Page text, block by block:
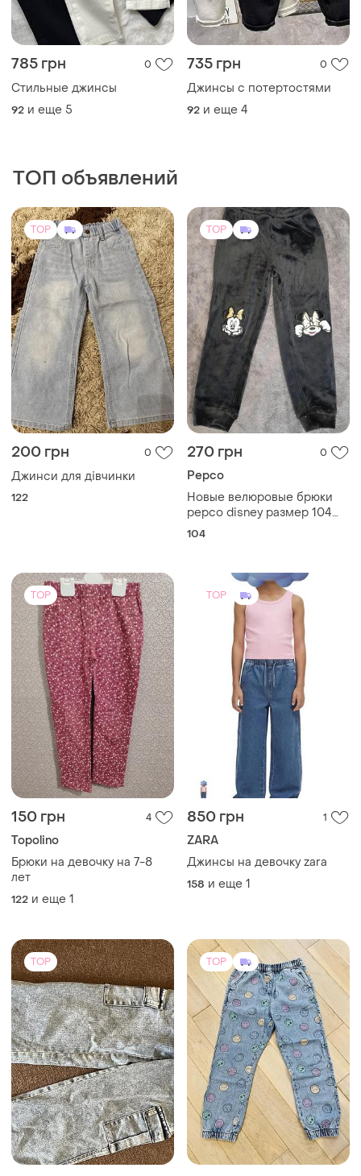
785 грн 0
Стильные джинсы
92 и еще 5
735 грн 0
Джинсы с потертостями
92 и еще 4
ТОП объявлений
TOP
200 грн 0
Джинси для дівчинки
122
TOP
270 грн 0
Pepco
Новые велюровые брюки
pepco disney размер 104
(3-4 года) джоггеры минные
104
TOP
150 грн 4
Topolino
Брюки на девочку на 7-8
лет
122 и еще 1
TOP
850 грн 1
ZARA
Джинсы на девочку zara
158 и еще 1
TOP TOP